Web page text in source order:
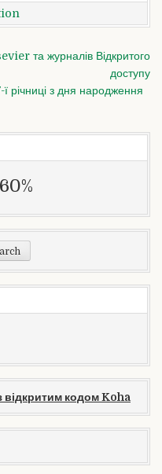
та журналів Відкритого
доступу
річниці з дня народження
відкритим кодом Koha